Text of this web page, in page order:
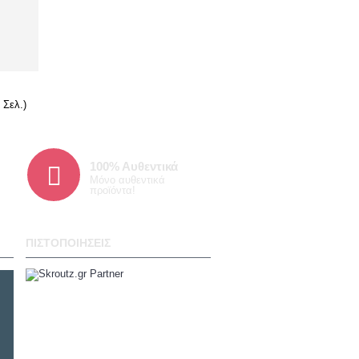
Σελ.)
100% Αυθεντικά
Μόνο αυθεντικά
προϊόντα!
ΠΙΣΤΟΠΟΙΉΣΕΙΣ